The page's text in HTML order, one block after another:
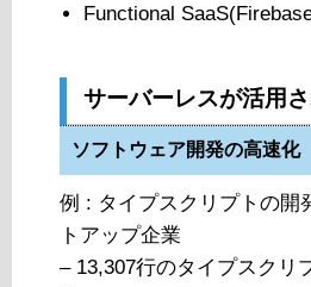
Functional
サーバーレスが活用
ソフトウェア開発の高速化
例 : タイプスクリプトの開
トアップ企業
– 13,307行のタイプスクリ